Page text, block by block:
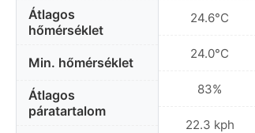
Átlagos
hőmérséklet
Min. hőmérséklet
Átlagos
páratartalom
24.6°C
24.0°C
83%
22.3 kph